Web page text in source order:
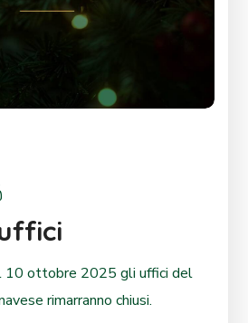
10 ottobre 2025 gli uffici del
rimarranno chiusi.